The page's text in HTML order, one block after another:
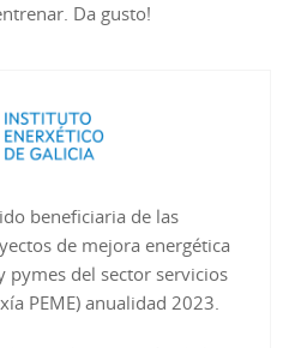
Da gusto!
beneficiaria de las
de mejora energética
del sector servicios
PEME) anualidad 2023.